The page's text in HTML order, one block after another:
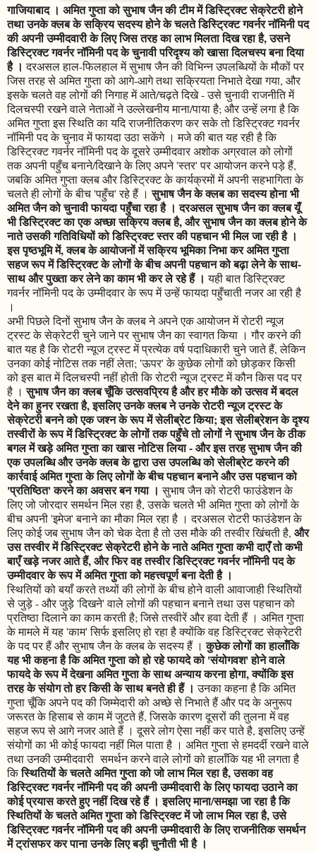
गाजियाबाद । अमित गुप्ता को सुभाष जैन की टीम में डिस्ट्रिक्ट सेक्रेटरी होने
तथा उनके क्लब के सक्रिय सदस्य होने के चलते डिस्ट्रिक्ट गवर्नर नॉमिनी पद
की अपनी उम्मीदवारी के लिए जिस तरह का लाभ मिलता दिख रहा है, उसने
डिस्ट्रिक्ट गवर्नर नॉमिनी पद के चुनावी परिदृश्य को खासा दिलचस्प बना दिया
है ।दरअसल हाल-फिलहाल में सुभाष जैन की विभिन्न उपलब्धियों के मौकों पर
जिस तरह से अमित गुप्ता को आगे-आगे तथा सक्रियता निभाते देखा गया, और
इसके चलते वह लोगों की निगाह में आते/चढ़ते दिखे - उसे चुनावी राजनीति में
दिलचस्पी रखने वाले नेताओं ने उल्लेखनीय माना/पाया है; और उन्हें लगा है कि
अमित गुप्ता इस स्थिति का यदि राजनीतिकरण कर सके तो डिस्ट्रिक्ट गवर्नर
नॉमिनी पद के चुनाव में फायदा उठा सकेंगे । मजे की बात यह रही है कि
डिस्ट्रिक्ट गवर्नर नॉमिनी पद के दूसरे उम्मीदवार अशोक अग्रवाल को लोगों
तक अपनी पहुँच बनाने/दिखाने के लिए अपने 'स्तर' पर आयोजन करने पड़े हैं,
जबकि अमित गुप्ता क्लब और डिस्ट्रिक्ट के कार्यक्रमों में अपनी सहभागिता के
चलते ही लोगों के बीच 'पहुँच' रहे हैं ।सुभाष जैन के क्लब का सदस्य होना भी
अमित जैन को चुनावी फायदा पहुँचा रहा है । दरअसल सुभाष जैन का क्लब यूँ
भी डिस्ट्रिक्ट का एक अच्छा सक्रिय क्लब है, और सुभाष जैन का क्लब होने के
नाते उसकी गतिविधियों को डिस्ट्रिक्ट स्तर की पहचान भी मिल जा रही है ।
इस पृष्ठभूमि में, क्लब के आयोजनों में सक्रिय भूमिका निभा कर अमित गुप्ता
सहज रूप में डिस्ट्रिक्ट के लोगों के बीच अपनी पहचान को बढ़ा लेने के साथ-
साथ और पुख्ता कर लेने का काम भी कर ले रहे हैं । यही बात डिस्ट्रिक्ट
गवर्नर नॉमिनी पद के उम्मीदवार के रूप में उन्हें फायदा पहुँचाती नजर आ रही है
।
अभी पिछले दिनों सुभाष जैन के क्लब ने अपने एक आयोजन में रोटरी न्यूज
ट्रस्ट के सेक्रेटरी चुने जाने पर सुभाष जैन का स्वागत किया । गौर करने की
बात यह है कि रोटरी न्यूज ट्रस्ट में प्रत्येक वर्ष पदाधिकारी चुने जाते हैं, लेकिन
उनका कोई नोटिस तक नहीं लेता; 'ऊपर' के कुछेक लोगों को छोड़कर किसी
को इस बात में दिलचस्पी नहीं होती कि रोटरी न्यूज ट्रस्ट में कौन किस पद पर
है ।सुभाष जैन का क्लब चूँकि उत्सवप्रिय है और हर मौके को उत्सव में बदल
देने का हुनर रखता है, इसलिए उनके क्लब ने उनके रोटरी न्यूज ट्रस्ट के
सेक्रेटरी बनने को एक जश्न के रूप में सेलीब्रेट किया; इस सेलीब्रेशन के दृश्य
तस्वीरों के रूप में डिस्ट्रिक्ट के लोगों तक पहुँचे तो लोगों ने सुभाष जैन के ठीक
बगल में खड़े अमित गुप्ता का खास नोटिस लिया - और इस तरह सुभाष जैन की
एक उपलब्धि और उनके क्लब के द्वारा उस उपलब्धि को सेलीब्रेट करने की
कार्रवाई अमित गुप्ता के लिए लोगों के बीच पहचान बनाने और उस पहचान को
'प्रतिष्ठित' करने का अवसर बन गया । सुभाष जैन को रोटरी फाउंडेशन के
लिए जो जोरदार समर्थन मिल रहा है, उसके चलते भी अमित गुप्ता को लोगों के
बीच अपनी 'इमेज' बनाने का मौका मिल रहा है । दरअसल रोटरी फाउंडेशन के
लिए कोई जब सुभाष जैन को चेक देता है तो उस मौके की तस्वीर खिंचती है, और
उस तस्वीर में डिस्ट्रिक्ट सेक्रेटरी होने के नाते अमित गुप्ता कभी दाएँ तो कभी
बाएँ खड़े नजर आते हैं, और फिर वह तस्वीर डिस्ट्रिक्ट गवर्नर नॉमिनी पद के
उम्मीदवार के रूप में अमित गुप्ता को महत्त्वपूर्ण बना देती है ।
स्थितियों को बयाँ करते तथ्यों की लोगों के बीच होने वाली आवाजाही स्थितियों
से जुड़े - और जुड़े 'दिखने' वाले लोगों की पहचान बनाने तथा उस पहचान को
प्रतिष्ठा दिलाने का काम करती है; जिसे तस्वीरें और हवा देती हैं । अमित गुप्ता
के मामले में यह 'काम' सिर्फ इसलिए हो रहा है क्योंकि वह डिस्ट्रिक्ट सेक्रेटरी
के पद पर हैं और सुभाष जैन के क्लब के सदस्य हैं ।कुछेक लोगों का हालाँकि
यह भी कहना है कि अमित गुप्ता को हो रहे फायदे को 'संयोगवश' होने वाले
फायदे के रूप में देखना अमित गुप्ता के साथ अन्याय करना होगा, क्योंकि इस
तरह के संयोग तो हर किसी के साथ बनते ही हैं । उनका कहना है कि अमित
गुप्ता चूँकि अपने पद की जिम्मेदारी को अच्छे से निभाते हैं और पद के अनुरूप
जरूरत के हिसाब से काम में जुटते हैं, जिसके कारण दूसरों की तुलना में वह
सहज रूप से आगे नजर आते हैं । दूसरे लोग ऐसा नहीं कर पाते है, इसलिए उन्हें
संयोगों का भी कोई फायदा नहीं मिल पाता है । अमित गुप्ता से हमदर्दी रखने वाले
तथा उनकी उम्मीदवारी समर्थन करने वाले लोगों को हालाँकि यह भी लगता है
किस्थितियों के चलते अमित गुप्ता को जो लाभ मिल रहा है, उसका वह
डिस्ट्रिक्ट गवर्नर नॉमिनी पद की अपनी उम्मीदवारी के लिए फायदा उठाने का
कोई प्रयास करते हुए नहीं दिख रहे हैं । इसलिए माना/समझा जा रहा है कि
स्थितियों के चलते अमित गुप्ता को डिस्ट्रिक्ट में जो लाभ मिल रहा है, उसे
डिस्ट्रिक्ट गवर्नर नॉमिनी पद की अपनी उम्मीदवारी के लिए राजनीतिक समर्थन
में ट्रांसफर कर पाना उनके लिए बड़ी चुनौती भी है ।